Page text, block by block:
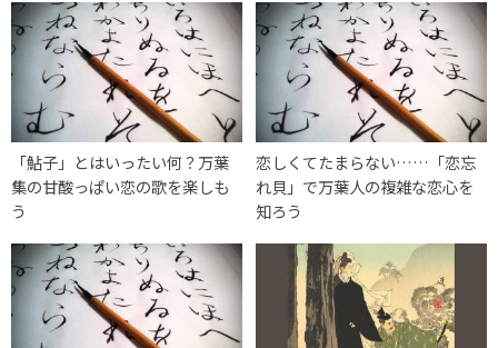
「鮎子」とはいったい何？万葉
集の甘酸っぱい恋の歌を楽しも
う
恋しくてたまらない……「恋忘
れ貝」で万葉人の複雑な恋心を
知ろう